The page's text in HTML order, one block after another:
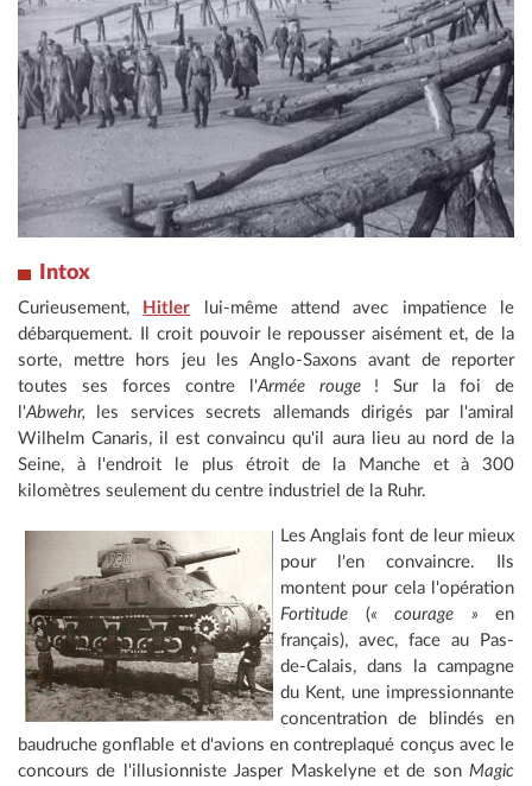
Intox
Curieusement, Hitler lui-même attend avec impatience le
débarquement. Il croit pouvoir le repousser aisément et, de la
sorte, mettre hors jeu les Anglo-Saxons avant de reporter
toutes ses forces contre l'Armée rouge! Sur la foi de
l'Abwehr,
les services secrets allemands dirigés par l'amiral
Wilhelm Canaris, il est convaincu qu'il aura lieu au nord de la
Seine, à l'endroit le plus étroit de la Manche et à 300
kilomètres seulement du centre industriel de la Ruhr.
Les Anglais font de leur mieux
pour l'en convaincre. Ils
montent pour cela l'opération
Fortitude (« courage » en
français), avec, face au Pas-
de-Calais, dans la campagne
du Kent, une impressionnante
concentration de blindés en
baudruche gonflable et d'avions en contreplaqué conçus avec le
concours de l'illusionniste Jasper Maskelyne et de son Magic